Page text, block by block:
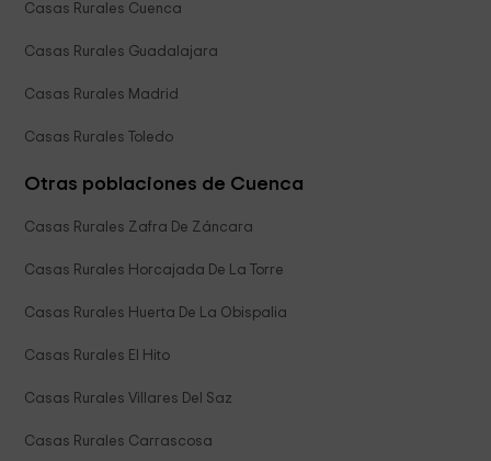
Casas Rurales Cuenca
Casas Rurales Guadalajara
Casas Rurales Madrid
Casas Rurales Toledo
Otras poblaciones de Cuenca
Casas Rurales Zafra De Záncara
Casas Rurales Horcajada De La Torre
Casas Rurales Huerta De La Obispalia
Casas Rurales El Hito
Casas Rurales Villares Del Saz
Casas Rurales Carrascosa